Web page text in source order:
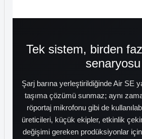
Tek sistem, birden
senaryosu
Şarj barına yerleştirildiğinde Air SE
taşıma çözümü sunmaz; aynı
röportaj mikrofonu gibi de
üreticileri, küçük ekipler, etkinlik
değişimi gereken prodüksiyonlar